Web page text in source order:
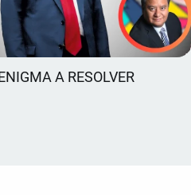
A RESOLVER